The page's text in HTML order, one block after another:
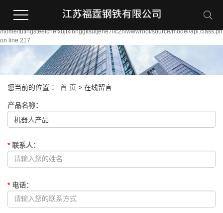
file_put_contents(/home/futingsteelcnefxujtxi6nggksutjene7llc2n/wwwroot/
/home/futingsteelcnefxujtxi6nggksutjene7llc2n/wwwroot/source/model/
on line 217
您当前的位置 ： 首 页 > 在线留言
产品名称：
* 联系人：
* 电话：